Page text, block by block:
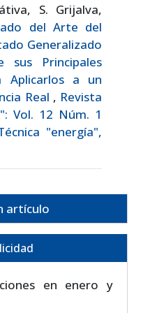
S. Grijalva,
del Arte del
Generalizado
sus Principales
Aplicarlos a un
Real , Revista
Vol. 12 Núm. 1
"energía",
artículo
en enero y